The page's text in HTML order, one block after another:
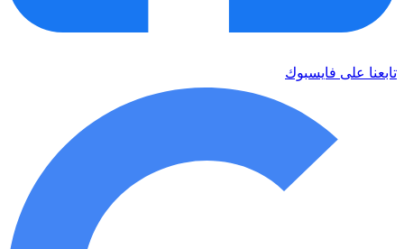
تابعنا على فايسبوك